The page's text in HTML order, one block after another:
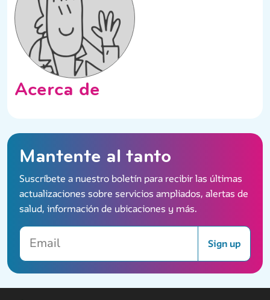
Acerca de
Mantente al tanto
Suscríbete a nuestro boletín para recibir las últimas
actualizaciones sobre servicios ampliados, alertas de
salud, información de ubicaciones y más.
Email
Sign up